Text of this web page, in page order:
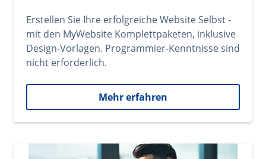
Erstellen Sie Ihre erfolgreiche Website Selbst -
mit den MyWebsite Komplettpaketen, inklusive
Design-Vorlagen. Programmier-Kenntnisse sind
nicht erforderlich.
Mehr erfahren